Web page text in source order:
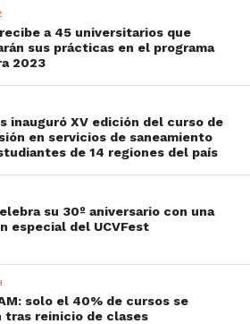
a 45 universitarios que
sus prácticas en el programa
2023
inauguró XV edición del curso de
en servicios de saneamiento
de 14 regiones del país
su 30º aniversario con una
especial del UCVFest
solo el 40% de cursos se
tras reinicio de clases